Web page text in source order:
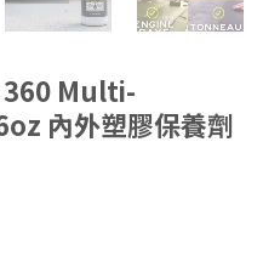
Multi-
內外塑膠保養劑